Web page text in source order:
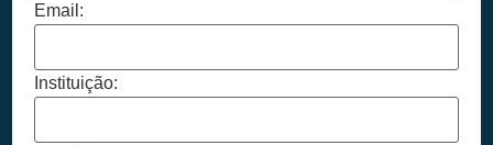
Email:
Instituição: